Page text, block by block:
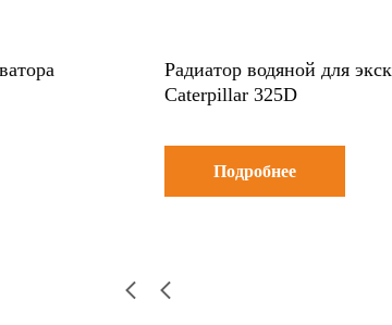
Радиатор водяной для
Caterpillar 325D
Подробнее